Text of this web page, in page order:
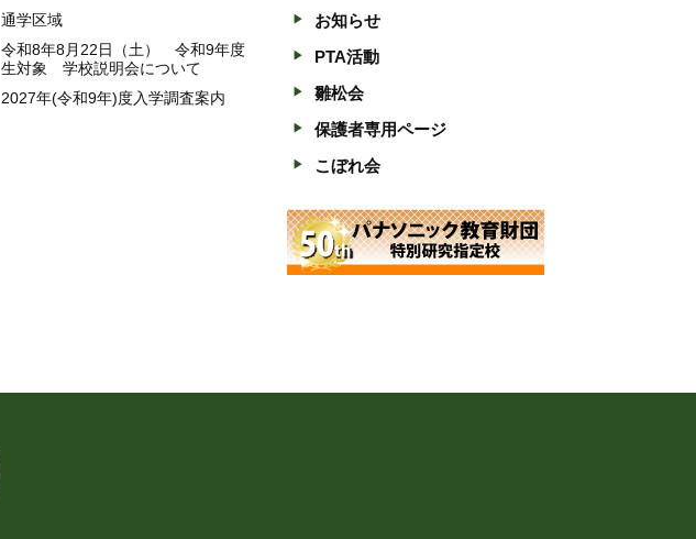
通学区域
令和8年8月22日（土） 令和9年度
生対象 学校説明会について
2027年(令和9年)度入学調査案内
お知らせ
PTA活動
雛松会
保護者専用ページ
こぼれ会